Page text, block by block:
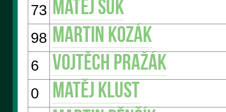
73 Matěj SUK
98 Martin KOZÁK
6 Vojtěch PRAŽÁK
0
Matěj KLUST